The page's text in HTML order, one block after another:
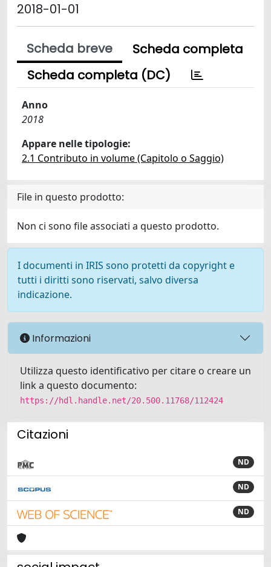
2018-01-01
Scheda breve
Scheda completa
Scheda completa (DC)
Anno
2018
Appare nelle tipologie:
2.1 Contributo in volume (Capitolo o Saggio)
File in questo prodotto:
Non ci sono file associati a questo prodotto.
I documenti in IRIS sono protetti da copyright e
tutti i diritti sono riservati, salvo diversa
indicazione.
Informazioni
Utilizza questo identificativo per citare o creare un
link a questo documento:
https://hdl.handle.net/20.500.11768/112424
Citazioni
ND
ND
ND